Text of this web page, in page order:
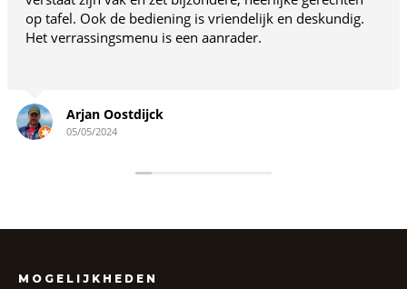
op tafel. Ook de bediening is vriendelijk en deskundig.
Het verrassingsmenu is een aanrader.
Arjan Oostdijck
05/05/2024
MOGELIJKHEDEN